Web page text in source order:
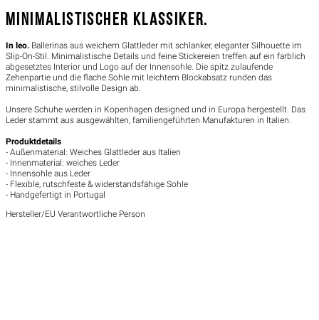
MINIMALISTISCHER KLASSIKER.
In leo. Ballerinas aus weichem Glattleder mit schlanker, eleganter Silhouette im
Slip-On-Stil. Minimalistische Details und feine Stickereien treffen auf ein farblich
abgesetztes Interior und Logo auf der Innensohle. Die spitz zulaufende
Zehenpartie und die flache Sohle mit leichtem Blockabsatz runden das
minimalistische, stilvolle Design ab.
Unsere Schuhe werden in Kopenhagen designed und in Europa hergestellt. Das
Leder stammt aus ausgewählten, familiengeführten Manufakturen in Italien.
Produktdetails
- Außenmaterial: Weiches Glattleder aus Italien
- Innenmaterial: weiches Leder
- Innensohle aus Leder
- Flexible, rutschfeste & widerstandsfähige Sohle
- Handgefertigt in Portugal
Hersteller/EU Verantwortliche Person